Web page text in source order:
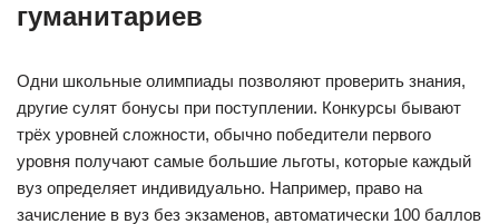
гуманитариев
Одни школьные олимпиады позволяют проверить знания,
другие сулят бонусы при поступлении. Конкурсы бывают
трёх уровней сложности, обычно победители первого
уровня получают самые большие льготы, которые каждый
вуз определяет индивидуально. Например, право на
зачисление в вуз без экзаменов, автоматически 100 баллов